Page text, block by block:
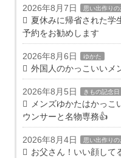
2026年8月7日 思い出作りの
夏休みに帰省された学
予約をお勧めします
2026年8月6日 ゆかた
外国人のかっこいいメ
2026年8月5日 きもの記念日
メンズゆかたはかっこ
ウンサーと名物専務👍
2026年8月4日 思い出作りの
お父さん！いい顔して